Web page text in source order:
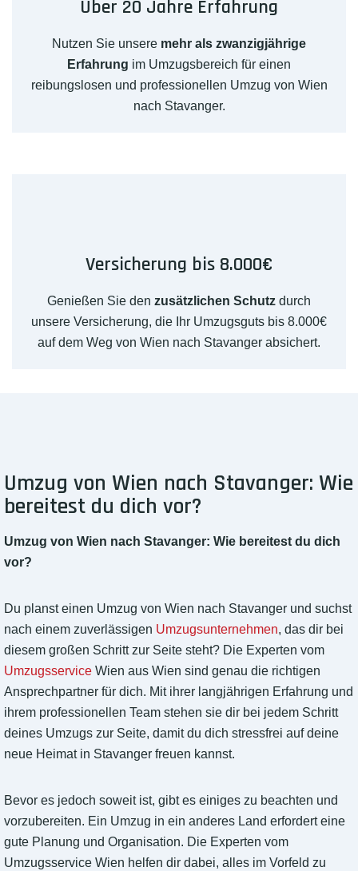
Über 20 Jahre Erfahrung
Nutzen Sie unsere mehr als zwanzigjährige
Erfahrung im Umzugsbereich für einen
reibungslosen und professionellen Umzug von Wien
nach Stavanger.
Versicherung bis 8.000€
Genießen Sie den zusätzlichen Schutz durch
unsere Versicherung, die Ihr Umzugsguts bis 8.000€
auf dem Weg von Wien nach Stavanger absichert.
Umzug von Wien nach Stavanger: Wie
bereitest du dich vor?
Umzug von Wien nach Stavanger: Wie bereitest du dich
vor?
Du planst einen Umzug von Wien nach Stavanger und suchst
nach einem zuverlässigen Umzugsunternehmen, das dir bei
diesem großen Schritt zur Seite steht? Die Experten vom
Umzugsservice Wien aus Wien sind genau die richtigen
Ansprechpartner für dich. Mit ihrer langjährigen Erfahrung und
ihrem professionellen Team stehen sie dir bei jedem Schritt
deines Umzugs zur Seite, damit du dich stressfrei auf deine
neue Heimat in Stavanger freuen kannst.
Bevor es jedoch soweit ist, gibt es einiges zu beachten und
vorzubereiten. Ein Umzug in ein anderes Land erfordert eine
gute Planung und Organisation. Die Experten vom
Umzugsservice Wien helfen dir dabei, alles im Vorfeld zu